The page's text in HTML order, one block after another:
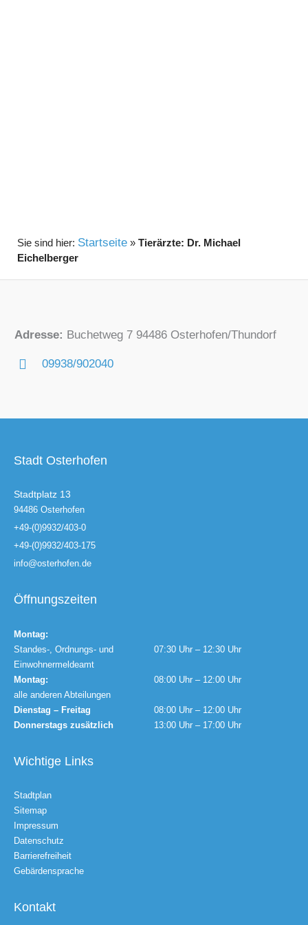
Startseite» Tierärzte: Dr. Michael
Eichelberger
Adresse: Buchetweg 7 94486 Osterhofen/Thundorf
09938/902040
Stadt Osterhofen
Stadtplatz 13
94486 Osterhofen
+49-(0)9932/403-0
+49-(0)9932/403-175
info@osterhofen.de
Öffnungszeiten
Montag:
Standes-, Ordnungs- und
Einwohnermeldeamt
07:30 Uhr – 12:30 Uhr
Montag:
alle anderen Abteilungen
08:00 Uhr – 12:00 Uhr
Dienstag – Freitag
08:00 Uhr – 12:00 Uhr
Donnerstags zusätzlich
13:00 Uhr – 17:00 Uhr
Wichtige Links
Stadtplan
Sitemap
Impressum
Datenschutz
Barrierefreiheit
Gebärdensprache
Kontakt